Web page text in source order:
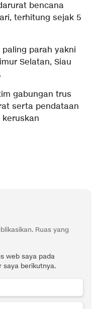
bencana
terhitung sejak 5
parah yakni
Selatan, Siau
gabungan trus
serta pendataan
Ruas yang
web saya pada
saya berikutnya.